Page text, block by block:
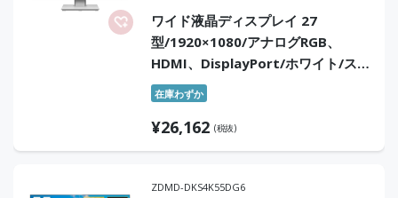
ワイド液晶ディスプレイ 27
型/1920×1080/アナログRGB、
HDMI、DisplayPort/ホワイト/スピ
ーカー：あり/5年保証 無輝点保証//
昇降/回転
在庫わずか
¥26,162 (税抜)
ZDMD-DKS4K55DG6